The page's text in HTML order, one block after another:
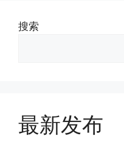
搜索
最新发布